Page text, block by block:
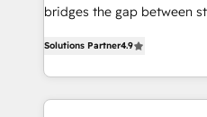
FIRST- AI across
unlock efficiency at scale.
intelligence to
action and automation
bridges the gap between
Operating System (GTM
and engineer a portal that
revenue velocity. 🚀 GTM Strategy & Alignment
Solutions Partner4.9